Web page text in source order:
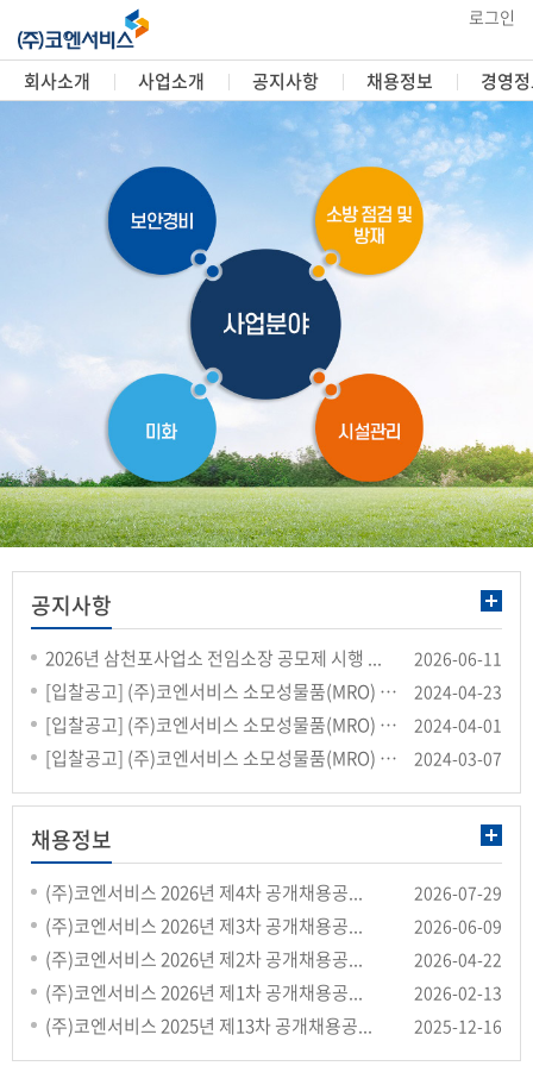
로그인
회사소개 사업소개 공지사항 채용정보 경영
공지사항
2026년 삼천포사업소 전임소장 공모제 시행 ... 2026-06-11
[입찰공고] (주)코엔서비스 소모성물품(MRO) 구... 2024-04-23
[입찰공고] (주)코엔서비스 소모성물품(MRO) 구... 2024-04-01
[입찰공고] (주)코엔서비스 소모성물품(MRO) 구... 2024-03-07
채용정보
(주)코엔서비스 2026년 제4차 공개채용공... 2026-07-29
(주)코엔서비스 2026년 제3차 공개채용공... 2026-06-09
(주)코엔서비스 2026년 제2차 공개채용공... 2026-04-22
(주)코엔서비스 2026년 제1차 공개채용공... 2026-02-13
(주)코엔서비스 2025년 제13차 공개채용공... 2025-12-16